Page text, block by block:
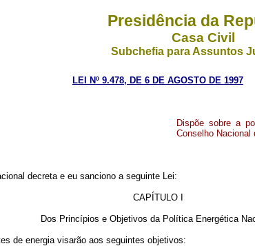
Presidência da
Casa Civil
Subchefia para Assuntos
LEI Nº 9.478, DE 6 DE AGOSTO DE 1997
Dispõe sobre a
Conselho
decreta e eu sanciono a seguinte Lei:
CAPÍTULO I
Dos Princípios e Objetivos da Política Energética
de energia visarão aos seguintes objetivos: